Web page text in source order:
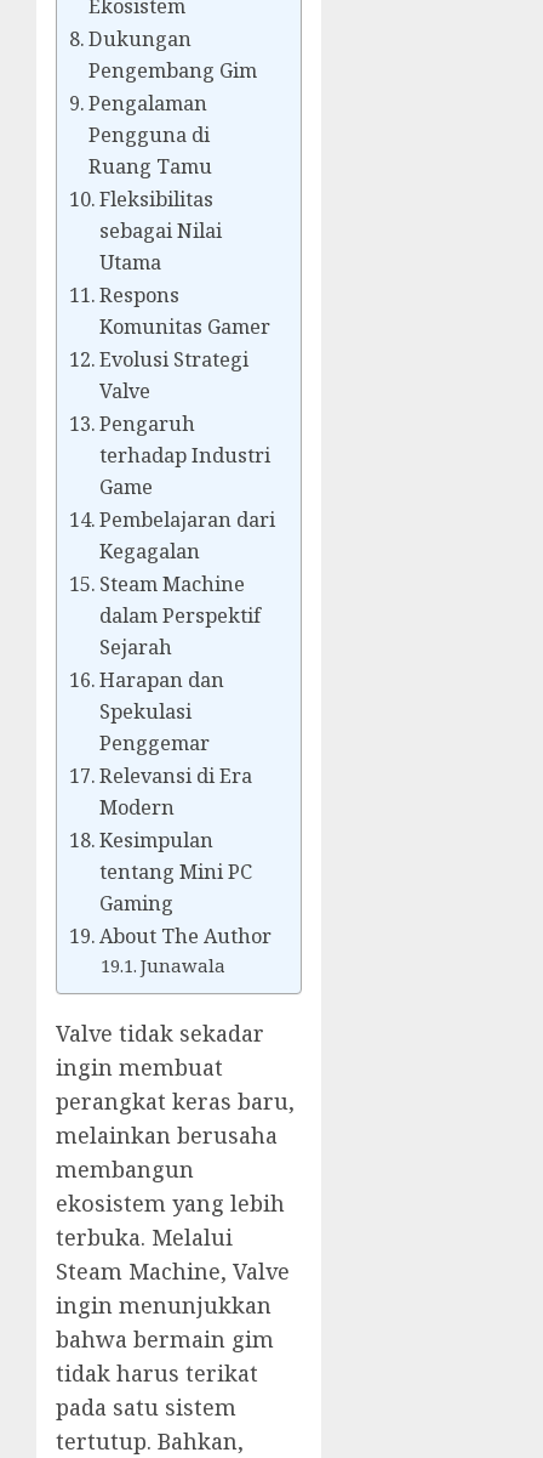
Ekosistem
Dukungan
Pengembang Gim
Pengalaman
Pengguna di
Ruang Tamu
Fleksibilitas
sebagai Nilai
Utama
Respons
Komunitas Gamer
Evolusi Strategi
Valve
Pengaruh
terhadap Industri
Game
Pembelajaran dari
Kegagalan
Steam Machine
dalam Perspektif
Sejarah
Harapan dan
Spekulasi
Penggemar
Relevansi di Era
Modern
Kesimpulan
tentang Mini PC
Gaming
About The Author
Junawala
Valve tidak sekadar
ingin membuat
perangkat keras baru,
melainkan berusaha
membangun
ekosistem yang lebih
terbuka. Melalui
Steam Machine, Valve
ingin menunjukkan
bahwa bermain gim
tidak harus terikat
pada satu sistem
tertutup. Bahkan,